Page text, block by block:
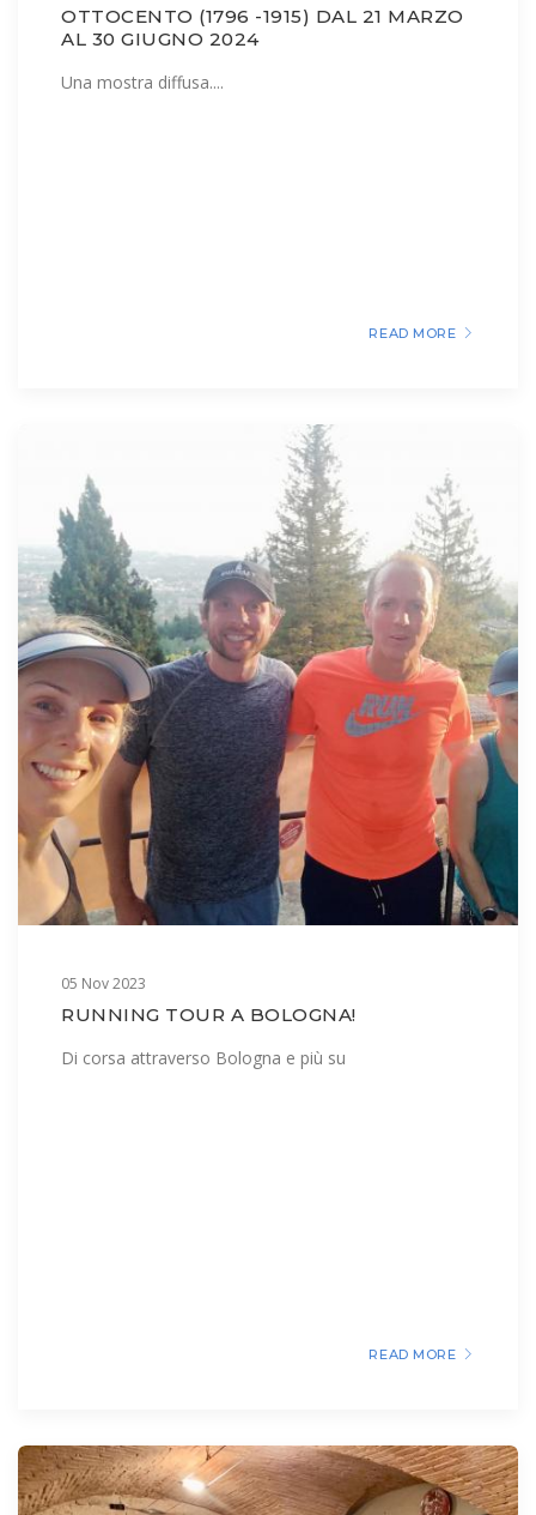
OTTOCENTO (1796 -1915) DAL 21 MARZO
AL 30 GIUGNO 2024
Una mostra diffusa....
READ MORE
05 Nov 2023
RUNNING TOUR A BOLOGNA!
Di corsa attraverso Bologna e più su
READ MORE